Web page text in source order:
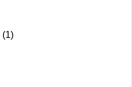
(1)